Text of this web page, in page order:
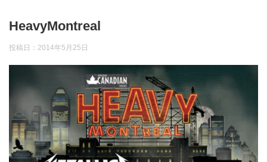
HeavyMontreal
投稿日： 2014年5月25日